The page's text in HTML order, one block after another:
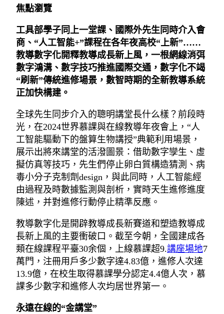
焦點瀏覽
工具部學子同上一堂課、國際外先生同時介入會
商、“人工智能+”課程在各年夜高校“上新”……
教導數字化開釋教導成長新上風，一根網線消弭
數字鴻溝、數字技巧推進國際交通，數字化不竭
“刷新”傳統進修場景，數智時期的全新教導系統
正加快構建。
全球先生同步介入的聰明講堂長什么樣？前段時
光，在2024世界慕課與在線教導年夜會上，“人
工智能驅動下的盤算生物講授”典範利用場景，
展示出將來講堂的活潑圖景：借助數字孿生、虛
擬仿真等技巧，先生們停止卵白質構造猜測、病
毒小分子克制劑design，與此同時，人工智能經
由過程及時數據監測與剖析，實時天生進修進度
陳述，并對進修行動停止精準反應。
教導數字化是開辟教導成長新賽道和塑造教導成
長新上風的主要衝破口。截至今朝，全國建成各
類在線課程平臺30余個，上線慕課超9.講座場地7
萬門，注冊用戶多少數字達4.83億，進修人次達
13.9億，在校生取得慕課學分認定4.4億人次，慕
課多少數字和進修人次均居世界第一。
永遠在線的“金講堂”